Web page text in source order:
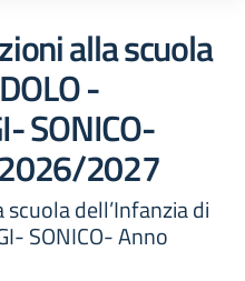
alla scuola
-
SONICO-
2027
dell’Infanzia di
SONICO- Anno